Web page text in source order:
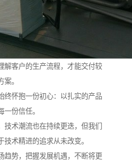
解客户的生产流程，才能交付较
。
终怀抱一份初心：以扎实的产品
份信任。
技术潮流也在持续更迭，但我们
技术精进的追求从未改变。
趋势，把握发展机遇，不断将更